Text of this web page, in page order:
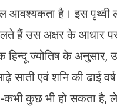
आवश्यकता है। इस पृथ्वी
हैं उस अक्षर के आधार पर
हिन्दू ज्योतिष के अनुसार,
साती एवं शनि की ढाई
कभी कुछ भी हो सकता है,